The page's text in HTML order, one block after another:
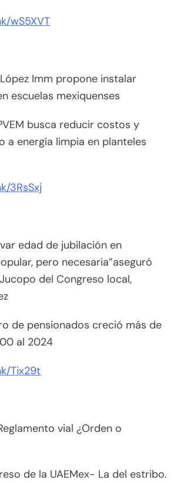
wS5XVT
Imm propone instalar
escuelas mexiquenses
busca reducir costos y
a energía limpia en planteles
3RsSxj
edad de jubilación en
pero necesaria”aseguró
del Congreso local,
de pensionados creció más de
al 2024
Tix29t
vial ¿Orden o
de la UAEMex- La del estribo.